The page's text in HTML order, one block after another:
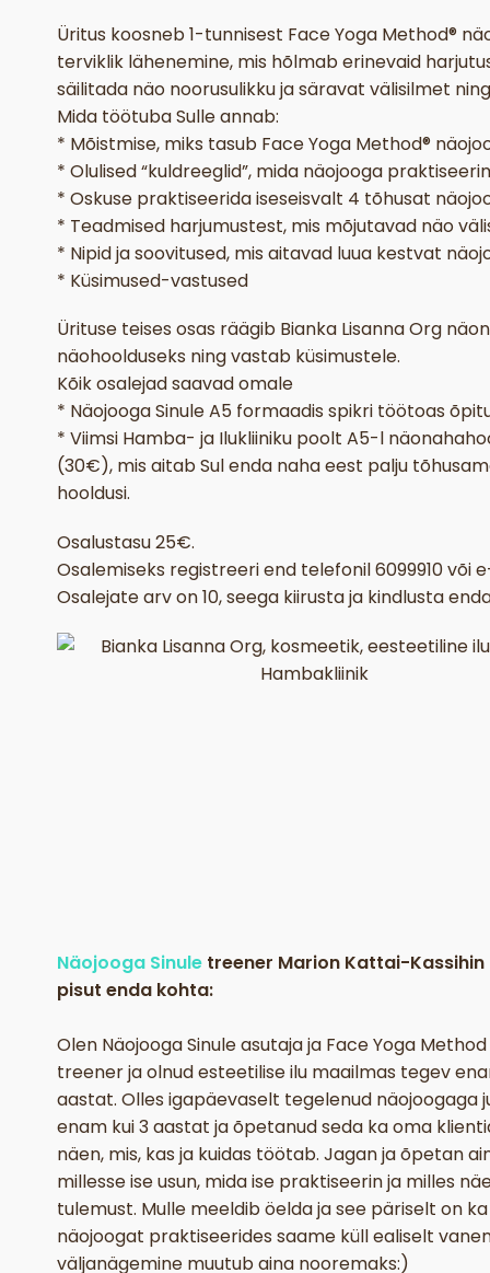
Üritus koosneb 1-tunnisest Face Yoga Method®
terviklik lähenemine, mis hõlmab erinevaid
säilitada näo noorusulikku ja säravat välisilmet
Mida töötuba Sulle annab:
* Mõistmise, miks tasub Face Yoga Method®
* Olulised “kuldreeglid”, mida näojooga
* Oskuse praktiseerida iseseisvalt 4 tõhusat
* Teadmised harjumustest, mis mõjutavad näo
* Nipid ja soovitused, mis aitavad luua kestvat
* Küsimused-vastused
Ürituse teises osas räägib Bianka Lisanna Org
näohoolduseks ning vastab küsimustele.
Kõik osalejad saavad omale
* Näojooga Sinule A5 formaadis spikri töötoas
* Viimsi Hamba- ja Ilukliiniku poolt A5-l
(30€), mis aitab Sul enda naha eest palju
hooldusi.
Osalustasu 25€.
Osalemiseks registreeri end telefonil 6099910 või
Osalejate arv on 10, seega kiirusta ja kindlusta
Näojooga Sinuletreener Marion Kattai-
pisut enda kohta:
Olen Näojooga Sinule asutaja ja Face Yoga
treener ja olnud esteetilise ilu maailmas tegev
aastat. Olles igapäevaselt tegelenud näojoogaga
enam kui 3 aastat ja õpetanud seda ka oma
näen, mis, kas ja kuidas töötab. Jagan ja õpetan
millesse ise usun, mida ise praktiseerin ja milles
tulemust. Mulle meeldib öelda ja see päriselt on
näojoogat praktiseerides saame küll ealiselt
väljanägemine muutub aina nooremaks:)